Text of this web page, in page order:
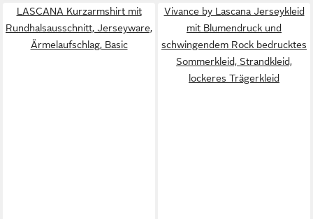
LASCANA Kurzarmshirt mit
Rundhalsausschnitt, Jerseyware,
Ärmelaufschlag, Basic
Vivance by Lascana Jerseykleid
mit Blumendruck und
schwingendem Rock bedrucktes
Sommerkleid, Strandkleid,
lockeres Trägerkleid